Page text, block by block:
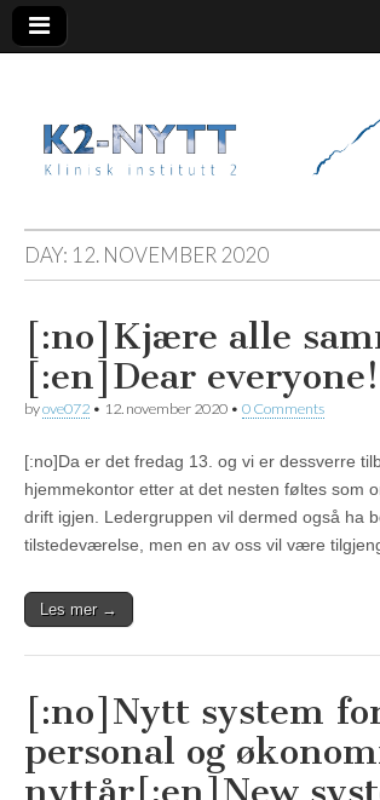
K2 Nytt
DAY: 12. NOVEMBER 2020
[:no]Kjære alle
[:en]Dear
byove072 • 12. november 2020 • 0 Comments
[:no]Da er det fredag 13. og vi er dessverre
hjemmekontor etter at det nesten føltes som
drift igjen. Ledergruppen vil dermed også ha
tilstedeværelse, men en av oss vil være
Les mer →
[:no]Nytt system
personal og